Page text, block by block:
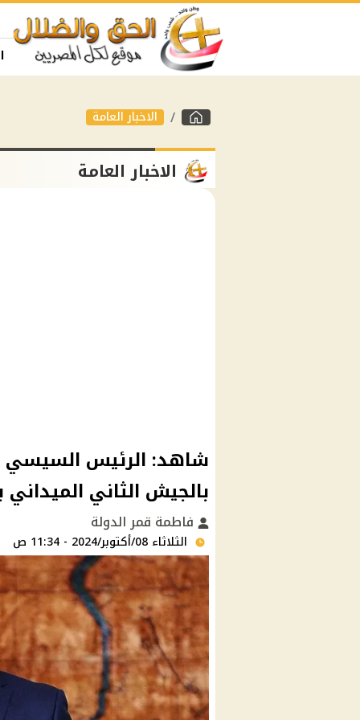
الاخبار العامة
الاخبار العامة
شاهد: الرئيس السيسي
بالجيش الثاني الميداني
فاطمة قمر الدولة
الثلاثاء 08/أكتوبر/2024 - 11:34 ص